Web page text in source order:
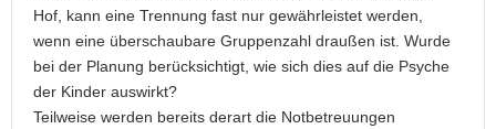
Hof, kann eine Trennung fast nur gewährleistet werden,
wenn eine überschaubare Gruppenzahl draußen ist. Wurde
bei der Planung berücksichtigt, wie sich dies auf die Psyche
der Kinder auswirkt?
Teilweise werden bereits derart die Notbetreuungen